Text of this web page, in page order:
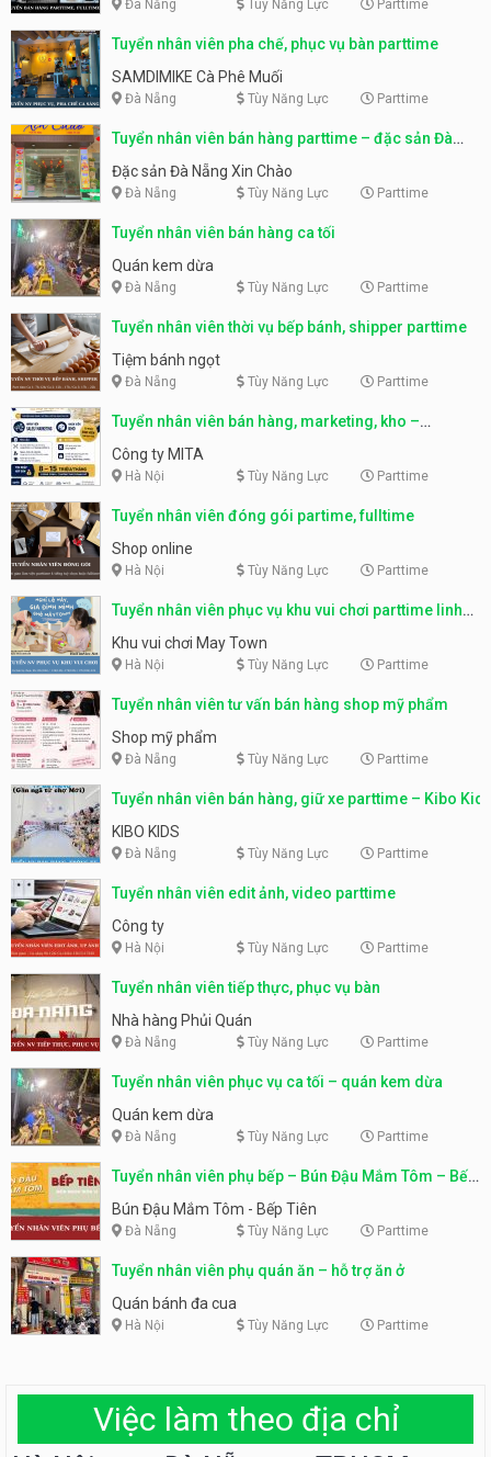
Đà Nẵng Tùy Năng Lực Parttime
Tuyển nhân viên pha chế, phục vụ bàn parttime
SAMDIMIKE Cà Phê Muối
Đà Nẵng Tùy Năng Lực Parttime
Tuyển nhân viên bán hàng parttime – đặc sản Đà
Nẵng
Đặc sản Đà Nẵng Xin Chào
Đà Nẵng Tùy Năng Lực Parttime
Tuyển nhân viên bán hàng ca tối
Quán kem dừa
Đà Nẵng Tùy Năng Lực Parttime
Tuyển nhân viên thời vụ bếp bánh, shipper parttime
Tiệm bánh ngọt
Đà Nẵng Tùy Năng Lực Parttime
Tuyển nhân viên bán hàng, marketing, kho –
parttime, fulltime
Công ty MITA
Hà Nội Tùy Năng Lực Parttime
Tuyển nhân viên đóng gói partime, fulltime
Shop online
Hà Nội Tùy Năng Lực Parttime
Tuyển nhân viên phục vụ khu vui chơi parttime linh
động
Khu vui chơi May Town
Hà Nội Tùy Năng Lực Parttime
Tuyển nhân viên tư vấn bán hàng shop mỹ phẩm
Shop mỹ phẩm
Đà Nẵng Tùy Năng Lực Parttime
Tuyển nhân viên bán hàng, giữ xe parttime – Kibo Kid
KIBO KIDS
Đà Nẵng Tùy Năng Lực Parttime
Tuyển nhân viên edit ảnh, video parttime
Công ty
Hà Nội Tùy Năng Lực Parttime
Tuyển nhân viên tiếp thực, phục vụ bàn
Nhà hàng Phủi Quán
Đà Nẵng Tùy Năng Lực Parttime
Tuyển nhân viên phục vụ ca tối – quán kem dừa
Quán kem dừa
Đà Nẵng Tùy Năng Lực Parttime
Tuyển nhân viên phụ bếp – Bún Đậu Mắm Tôm – Bếp
Tiên
Bún Đậu Mắm Tôm - Bếp Tiên
Đà Nẵng Tùy Năng Lực Parttime
Tuyển nhân viên phụ quán ăn – hỗ trợ ăn ở
Quán bánh đa cua
Hà Nội Tùy Năng Lực Parttime
Việc làm theo địa chỉ